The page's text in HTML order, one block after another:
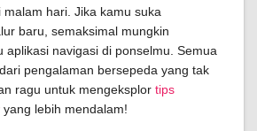
hari. Jika kamu suka
baru, semaksimal mungkin
aplikasi navigasi di ponselmu. Semua
pengalaman bersepeda yang tak
ragu untuk mengeksplor tips
yang lebih mendalam!